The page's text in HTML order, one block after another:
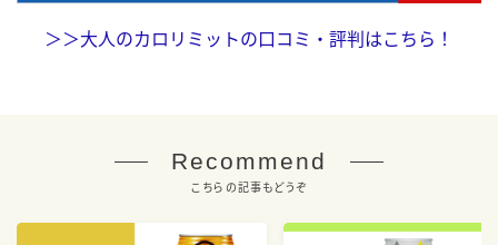
＞＞大人のカロリミットの口コミ・評判はこちら！
Recommend
こちらの記事もどうぞ